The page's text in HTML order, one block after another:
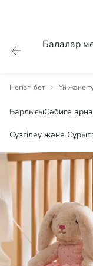
Балалар
Негізгі бет Үй және
БарлығыСәбиге
Сүзгілеу және